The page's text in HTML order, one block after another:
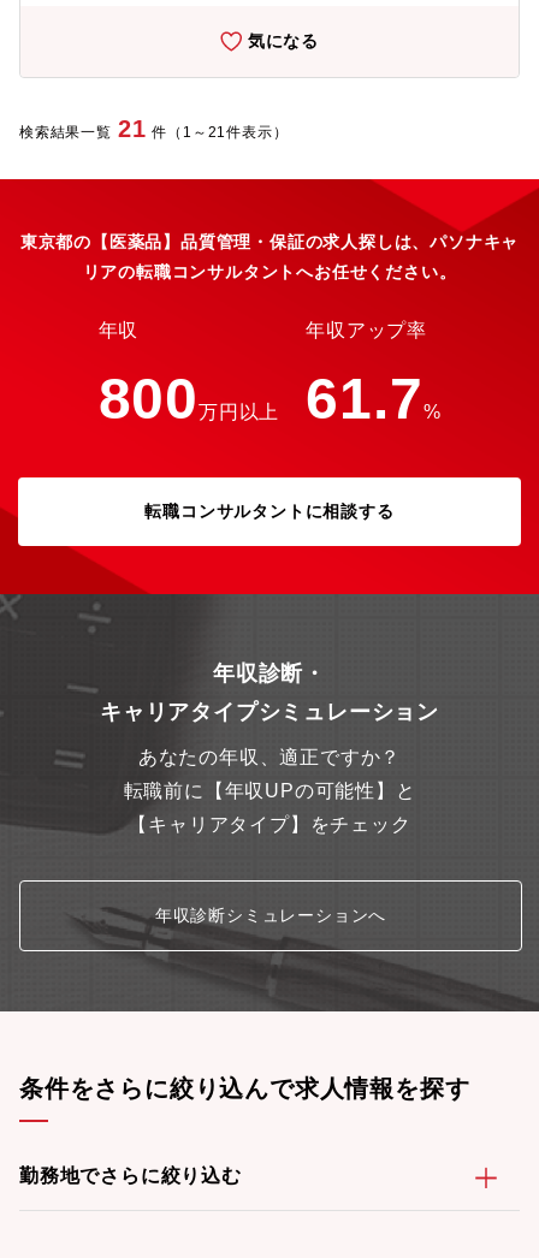
気になる
検索結果一覧 21 件（1～21件表示）
東京都の【医薬品】品質管理・保証の求人探しは、パソナキャ
リアの転職コンサルタントへお任せください。
年収
800万円以上
年収アップ率
61.7%
転職コンサルタントに相談する
年収診断・
キャリアタイプシミュレーション
あなたの年収、適正ですか？
転職前に【年収UPの可能性】と
【キャリアタイプ】をチェック
年収診断シミュレーションへ
条件をさらに絞り込んで求人情報を探す
勤務地でさらに絞り込む